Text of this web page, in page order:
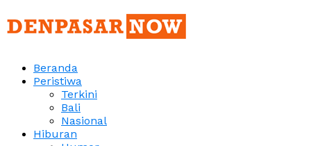
Beranda
Peristiwa
Terkini
Bali
Nasional
Hiburan